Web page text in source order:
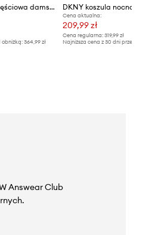
DKNY piżama dwuczęściowa damska z wiskozą
obniżką:364,99 zł
Cena aktualna:
209,99 zł
Cena regularna: 319,99 zł
Najniższa cena z 30 dni przed obniżką:
Answear Club